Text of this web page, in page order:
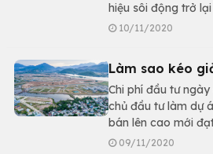
hiệu sôi động trở
10/11/2020
Làm sao kéo
Chi phí đầu tư
chủ đầu tư làm dự
bán lên cao mới
muốn
09/11/2020